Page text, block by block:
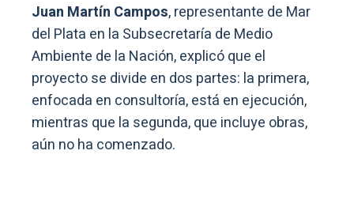
Juan Martín Campos, representante de Mar
del Plata en la Subsecretaría de Medio
Ambiente de la Nación, explicó que el
proyecto se divide en dos partes: la primera,
enfocada en consultoría, está en ejecución,
mientras que la segunda, que incluye obras,
aún no ha comenzado.